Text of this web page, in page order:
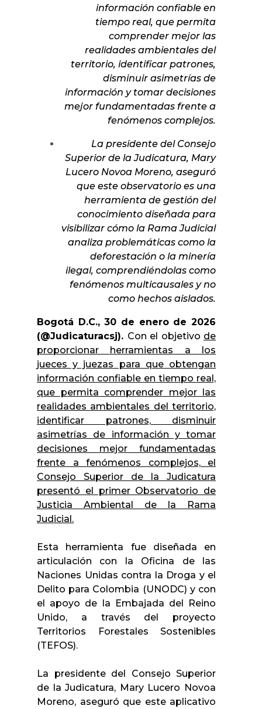
información confiable en
tiempo real, que permita
comprender mejor las
realidades ambientales del
territorio, identificar patrones,
disminuir asimetrías de
información y tomar decisiones
mejor fundamentadas frente a
fenómenos complejos.
La presidente del Consejo
Superior de la Judicatura, Mary
Lucero Novoa Moreno, aseguró
que este observatorio es una
herramienta de gestión del
conocimiento diseñada para
visibilizar cómo la Rama Judicial
analiza problemáticas como la
deforestación o la minería
ilegal, comprendiéndolas como
fenómenos multicausales y no
como hechos aislados.
Bogotá D.C., 30 de enero de 2026
(@Judicaturacsj). Con el objetivo de
proporcionar herramientas a los
jueces y juezas para que obtengan
información confiable en tiempo real,
que permita comprender mejor las
realidades ambientales del territorio,
identificar patrones, disminuir
asimetrías de información y tomar
decisiones mejor fundamentadas
frente a fenómenos complejos, el
Consejo Superior de la Judicatura
presentó el primer Observatorio de
Justicia Ambiental de la Rama
Judicial.
Esta herramienta fue diseñada en
articulación con la Oficina de las
Naciones Unidas contra la Droga y el
Delito para Colombia (UNODC) y con
el apoyo de la Embajada del Reino
Unido, a través del proyecto
Territorios Forestales Sostenibles
(TEFOS).
La presidente del Consejo Superior
de la Judicatura, Mary Lucero Novoa
Moreno, aseguró que este aplicativo